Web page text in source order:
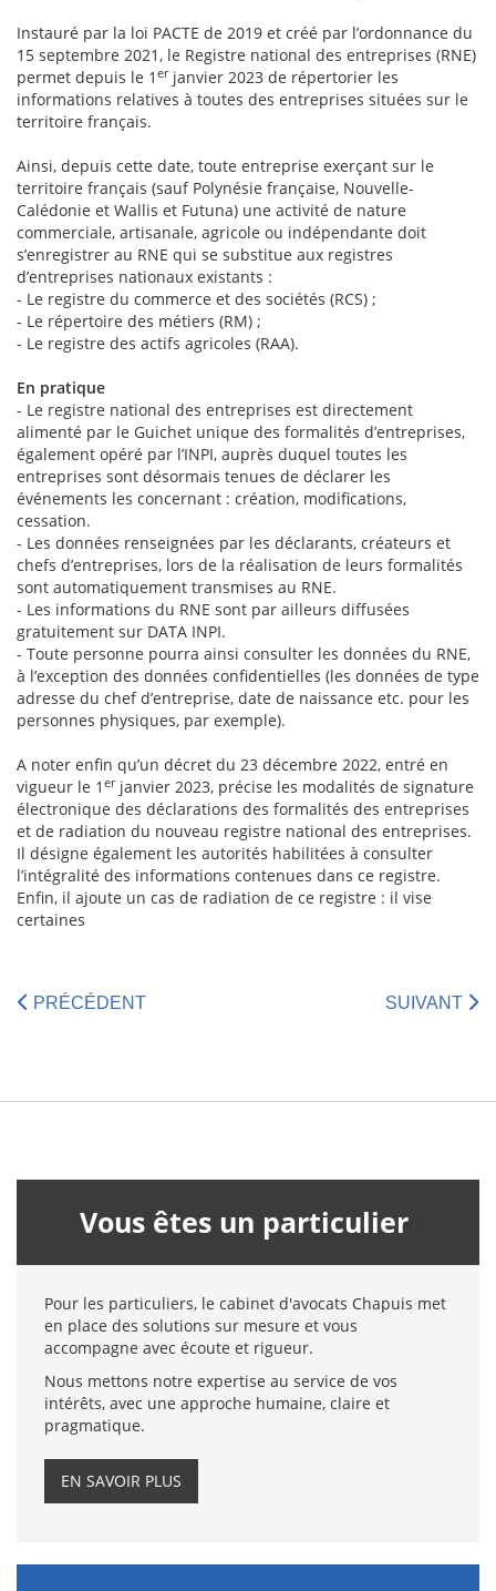
Instauré par la loi PACTE de 2019 et créé par l’ordonnance du
15 septembre 2021, le Registre national des entreprises (RNE)
permet depuis le 1 erjanvier 2023 de répertorier les
informations relatives à toutes des entreprises situées sur le
territoire français.
Ainsi, depuis cette date, toute entreprise exerçant sur le
territoire français (sauf Polynésie française, Nouvelle-
Calédonie et Wallis et Futuna) une activité de nature
commerciale, artisanale, agricole ou indépendante doit
s’enregistrer au RNE qui se substitue aux registres
d’entreprises nationaux existants :
- Le registre du commerce et des sociétés (RCS) ;
- Le répertoire des métiers (RM) ;
- Le registre des actifs agricoles (RAA).
En pratique
- Le registre national des entreprises est directement
alimenté par le Guichet unique des formalités d’entreprises,
également opéré par l’INPI, auprès duquel toutes les
entreprises sont désormais tenues de déclarer les
événements les concernant : création, modifications,
cessation.
- Les données renseignées par les déclarants, créateurs et
chefs d’entreprises, lors de la réalisation de leurs formalités
sont automatiquement transmises au RNE.
- Les informations du RNE sont par ailleurs diffusées
gratuitement sur DATA INPI.
- Toute personne pourra ainsi consulter les données du RNE,
à l’exception des données confidentielles (les données de type
adresse du chef d’entreprise, date de naissance etc. pour les
personnes physiques, par exemple).
A noter enfin qu’un décret du 23 décembre 2022, entré en
vigueur le 1 erjanvier 2023, précise les modalités de signature
électronique des déclarations des formalités des entreprises
et de radiation du nouveau registre national des entreprises.
Il désigne également les autorités habilitées à consulter
l’intégralité des informations contenues dans ce registre.
Enfin, il ajoute un cas de radiation de ce registre : il vise
certaines
PRÉCÉDENT SUIVANT
Vous êtes un particulier
Pour les particuliers, le cabinet d'avocats Chapuis met
en place des solutions sur mesure et vous
accompagne avec écoute et rigueur.
Nous mettons notre expertise au service de vos
intérêts, avec une approche humaine, claire et
pragmatique.
EN SAVOIR PLUS